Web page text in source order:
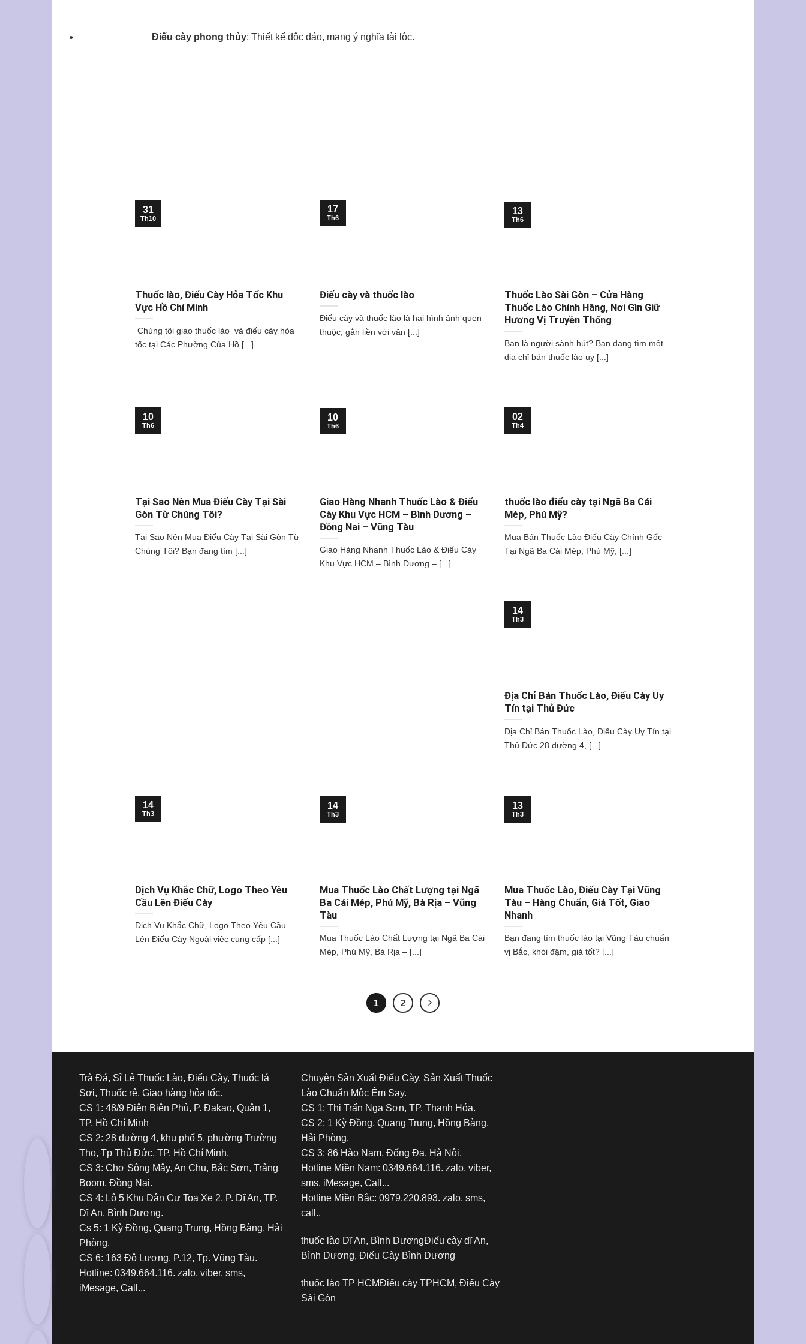
Điếu cày phong thủy: Thiết kế độc đáo, mang ý nghĩa tài lộc.
Thuốc lào, Điếu Cày Hỏa Tốc Khu
Vực Hồ Chí Minh
Chúng tôi giao thuốc lào và điếu cày hỏa
tốc tại Các Phường Của Hồ [...]
31
Th10
Điếu cày và thuốc lào
Điếu cày và thuốc lào là hai hình ảnh quen
thuộc, gắn liền với văn [...]
17
Th6
Thuốc Lào Sài Gòn – Cửa Hàng
Thuốc Lào Chính Hãng, Nơi Gìn Giữ
Hương Vị Truyền Thống
Bạn là người sành hút? Bạn đang tìm một
địa chỉ bán thuốc lào uy [...]
13
Th6
Tại Sao Nên Mua Điếu Cày Tại Sài
Gòn Từ Chúng Tôi?
Tại Sao Nên Mua Điếu Cày Tại Sài Gòn Từ
Chúng Tôi? Bạn đang tìm [...]
10
Th6
Giao Hàng Nhanh Thuốc Lào & Điếu
Cày Khu Vực HCM – Bình Dương –
Đồng Nai – Vũng Tàu
Giao Hàng Nhanh Thuốc Lào & Điếu Cày
Khu Vực HCM – Bình Dương – [...]
10
Th6
thuốc lào điếu cày tại Ngã Ba Cái
Mép, Phú Mỹ?
Mua Bán Thuốc Lào Điếu Cày Chính Gốc
Tại Ngã Ba Cái Mép, Phú Mỹ, [...]
02
Th4
Địa Chỉ Bán Thuốc Lào, Điếu Cày Uy
Tín tại Thủ Đức
Địa Chỉ Bán Thuốc Lào, Điếu Cày Uy Tín tại
Thủ Đức 28 đường 4, [...]
14
Th3
Dịch Vụ Khắc Chữ, Logo Theo Yêu
Cầu Lên Điếu Cày
Dịch Vụ Khắc Chữ, Logo Theo Yêu Cầu
Lên Điếu Cày Ngoài việc cung cấp [...]
14
Th3
Mua Thuốc Lào Chất Lượng tại Ngã
Ba Cái Mép, Phú Mỹ, Bà Rịa – Vũng
Tàu
Mua Thuốc Lào Chất Lượng tại Ngã Ba Cái
Mép, Phú Mỹ, Bà Rịa – [...]
14
Th3
Mua Thuốc Lào, Điếu Cày Tại Vũng
Tàu – Hàng Chuẩn, Giá Tốt, Giao
Nhanh
Bạn đang tìm thuốc lào tại Vũng Tàu chuẩn
vị Bắc, khói đậm, giá tốt? [...]
13
Th3
1 2
Trà Đá, Sỉ Lẻ Thuốc Lào, Điếu Cày, Thuốc lá
Sợi, Thuốc rê, Giao hàng hỏa tốc.
CS 1: 48/9 Điện Biên Phủ, P. Đakao, Quận 1,
TP. Hồ Chí Minh
CS 2: 28 đường 4, khu phố 5, phường Trường
Thọ, Tp Thủ Đức, TP. Hồ Chí Minh.
CS 3: Chợ Sông Mây, An Chu, Bắc Sơn, Trảng
Boom, Đồng Nai.
CS 4: Lô 5 Khu Dân Cư Toa Xe 2, P. Dĩ An, TP.
Dĩ An, Bình Dương.
Cs 5: 1 Kỳ Đồng, Quang Trung, Hồng Bàng, Hải
Phòng.
CS 6: 163 Đô Lương, P.12, Tp. Vũng Tàu.
Hotline: 0349.664.116. zalo, viber, sms,
iMesage, Call...
Chuyên Sản Xuất Điếu Cày. Sản Xuất Thuốc
Lào Chuẩn Mộc Êm Say.
CS 1: Thị Trấn Nga Sơn, TP. Thanh Hóa.
CS 2: 1 Kỳ Đồng, Quang Trung, Hồng Bàng,
Hải Phòng.
CS 3: 86 Hào Nam, Đống Đa, Hà Nội.
Hotline Miền Nam: 0349.664.116. zalo, viber,
sms, iMesage, Call...
Hotline Miền Bắc: 0979.220.893. zalo, sms,
call..
thuốc lào Dĩ An, Bình DươngĐiếu cày dĩ An,
Bình Dương, Điếu Cày Bình Dương
thuốc lào TP HCMĐiếu cày TPHCM, Điếu Cày
Sài Gòn